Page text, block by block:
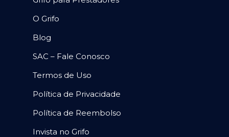
O Grifo
Blog
SAC – Fale Conosco
Termos de Uso
Política de Privacidade
Política de Reembolso
Invista no Grifo